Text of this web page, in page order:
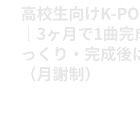
高校生向けK-
｜3ヶ月で1曲
っくり・完成後
（月謝制）